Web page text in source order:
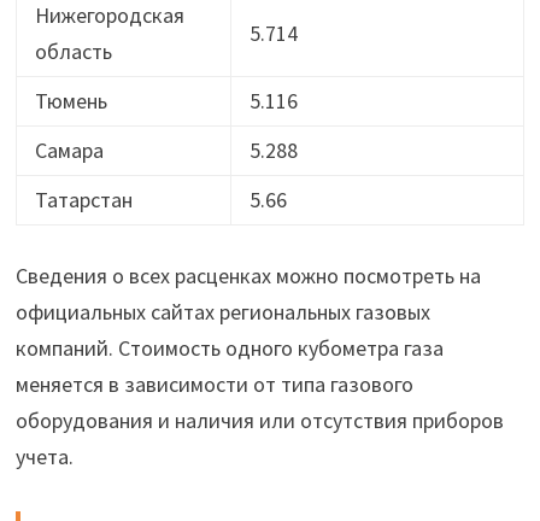
Нижегородская
область
5.714
Тюмень
5.116
Самара
5.288
Татарстан
5.66
Сведения о всех расценках можно посмотреть на
официальных сайтах региональных газовых
компаний. Стоимость одного кубометра газа
меняется в зависимости от типа газового
оборудования и наличия или отсутствия приборов
учета.